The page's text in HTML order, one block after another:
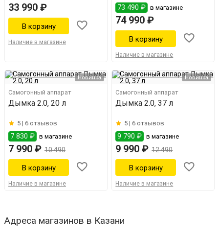
33 990 ₽
Наличие в магазине
73 490 ₽ в магазине
74 990 ₽
Наличие в магазине
Новинка
Самогонный аппарат
Дымка 2.0, 20 л
5 | 6 отзывов
7 830 ₽ в магазине
7 990 ₽ 10 490
Наличие в магазине
Новинка
Самогонный аппарат
Дымка 2.0, 37 л
5 |6 отзывов
9 790 ₽ в магазине
9 990 ₽ 12 490
Наличие в магазине
Адреса магазинов в Казани